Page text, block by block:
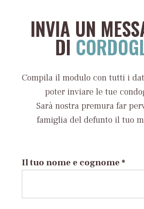
INVIA UN
DI
Compila il modulo con tutti i
poter inviare le tue
Sarà nostra premura far
famiglia del defunto il tuo
Il tuo nome e cognome *